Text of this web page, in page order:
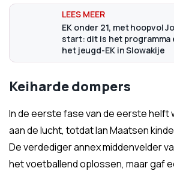
EK onder 21, met hoopvol
start: dit is het programma
het jeugd-EK in Slowakije
Keiharde dompers
In de eerste fase van de eerste helft
aan de lucht, totdat Ian Maatsen
De verdediger annex middenvelder
het voetballend oplossen, maar gaf